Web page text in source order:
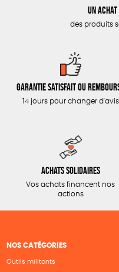
Un
des produits
Garantie satisfait ou
14 jours pour changer d'avis
Achats solidaires
Vos achats financent nos
actions
NOS CATÉGORIES
Outils militants